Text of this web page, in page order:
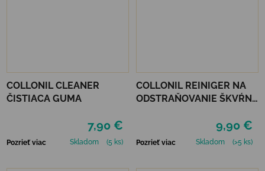
COLLONIL CLEANER
ČISTIACA GUMA
7,90 €
Pozrieť viac Skladom (5 ks)
COLLONIL REINIGER NA
ODSTRAŇOVANIE ŠKVŔN
9,90 €
Pozrieť viac Skladom (>5 ks)